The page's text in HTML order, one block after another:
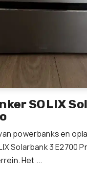
SOLIX
powerbanks en
Solarbank 3 E2700
Het ...